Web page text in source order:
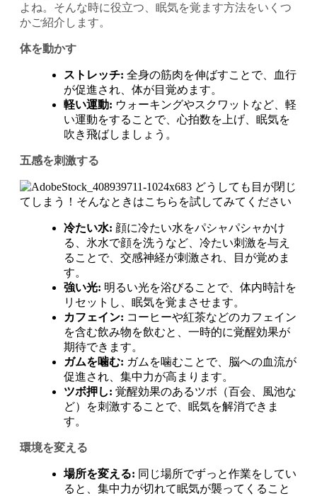
よね。そんな時に役立つ、眠気を覚ます方法をいくつ
かご紹介します。
体を動かす
ストレッチ: 全身の筋肉を伸ばすことで、血行
が促進され、体が目覚めます。
軽い運動: ウォーキングやスクワットなど、軽
い運動をすることで、心拍数を上げ、眠気を
吹き飛ばしましょう。
五感を刺激する
冷たい水: 顔に冷たい水をパシャパシャかけ
る、氷水で顔を洗うなど、冷たい刺激を与え
ることで、交感神経が刺激され、目が覚めま
す。
強い光: 明るい光を浴びることで、体内時計を
リセットし、眠気を覚まさせます。
カフェイン: コーヒーや紅茶などのカフェイン
を含む飲み物を飲むと、一時的に覚醒効果が
期待できます。
ガムを噛む: ガムを噛むことで、脳への血流が
促進され、集中力が高まります。
ツボ押し: 覚醒効果のあるツボ（百会、風池な
ど）を刺激することで、眠気を解消できま
す。
環境を変える
場所を変える: 同じ場所でずっと作業をしてい
ると、集中力が切れて眠気が襲ってくること